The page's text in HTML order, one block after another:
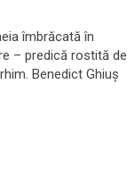
îmbrăcată în
– predică rostită de
Benedict Ghiuș